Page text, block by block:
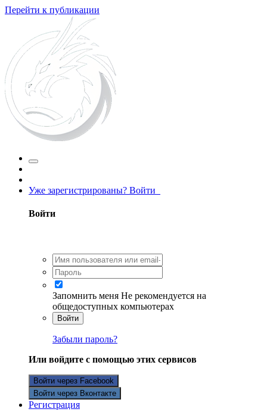
Перейти к публикации
Уже зарегистрированы? Войти
Войти
Запомнить меня Не рекомендуется на
общедоступных компьютерах
Войти
Забыли пароль?
Или войдите с помощью этих сервисов
Войти через Facebook
Войти через Вконтакте
Регистрация